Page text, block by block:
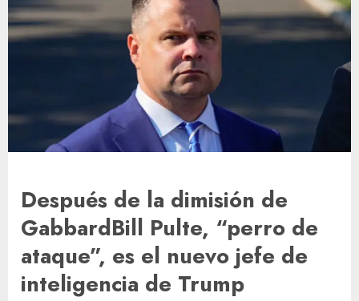
Después de la dimisión de
GabbardBill Pulte, “perro de
ataque”, es el nuevo jefe de
inteligencia de Trump